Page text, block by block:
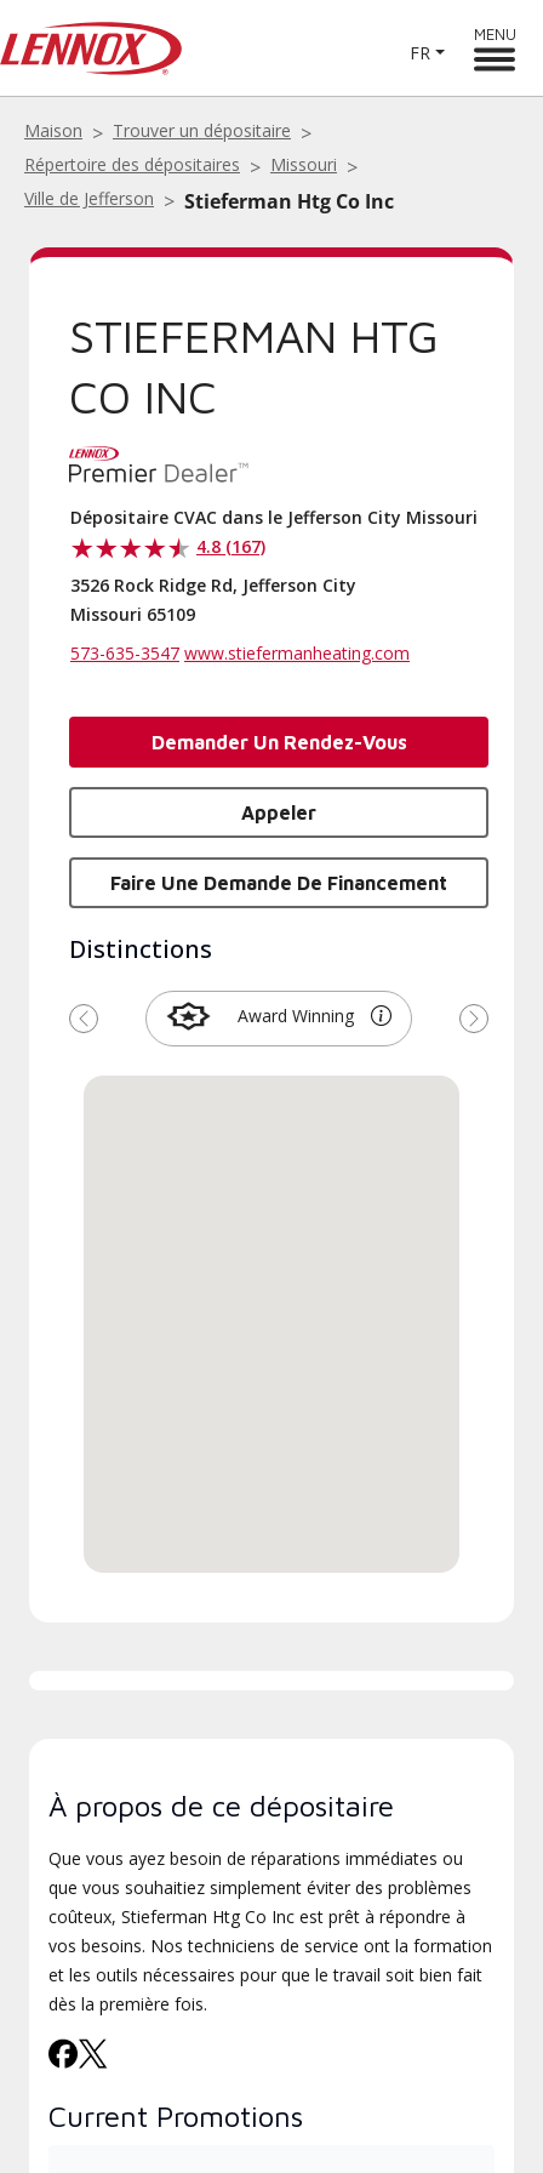
FR
MENU
Maison
Trouver un dépositaire
Répertoire des dépositaires
Missouri
Ville de Jefferson
Stieferman Htg Co Inc
STIEFERMAN HTG
CO INC
Dépositaire CVAC dans le Jefferson City Missouri
4.8 (167)
3526 Rock Ridge Rd, Jefferson City
Missouri 65109
573-635-3547 www.stiefermanheating.com
Demander Un Rendez-Vous
Appeler
Faire Une Demande De Financement
Distinctions
Award Winning
Précédent Suivant
À propos de ce dépositaire
Que vous ayez besoin de réparations immédiates ou
que vous souhaitiez simplement éviter des problèmes
coûteux, Stieferman Htg Co Inc est prêt à répondre à
vos besoins. Nos techniciens de service ont la formation
et les outils nécessaires pour que le travail soit bien fait
dès la première fois.
Current Promotions